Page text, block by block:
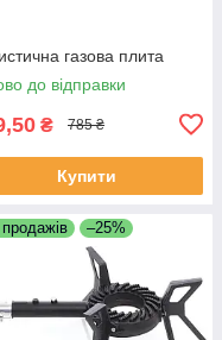
газова плита
до відправки
₴ 785 ₴
Купити
–25%